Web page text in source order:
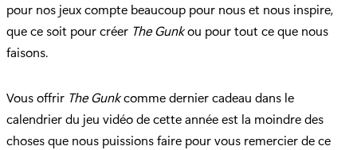
pour nos jeux compte beaucoup pour nous et nous inspire,
que ce soit pour créer The Gunkou pour tout ce que nous
faisons.
Vous offrir The Gunkcomme dernier cadeau dans le
calendrier du jeu vidéo de cette année est la moindre des
choses que nous puissions faire pour vous remercier de ce